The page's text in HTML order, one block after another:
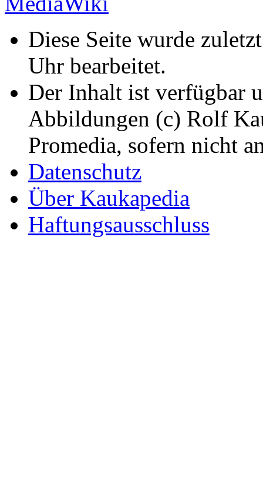
Diese Seite wurde
Uhr bearbeitet.
Der Inhalt ist verfügbar
Abbildungen (c) Rolf
Promedia, sofern nicht
Datenschutz
Über Kaukapedia
Haftungsausschluss